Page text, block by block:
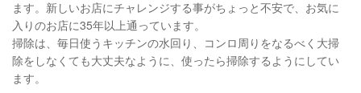
ます。新しいお店にチャレンジする事がちょっと不安で、お気に
入りのお店に35年以上通っています。
掃除は、毎日使うキッチンの水回り、コンロ周りをなるべく大掃
除をしなくても大丈夫なように、使ったら掃除するようにしてい
ます。